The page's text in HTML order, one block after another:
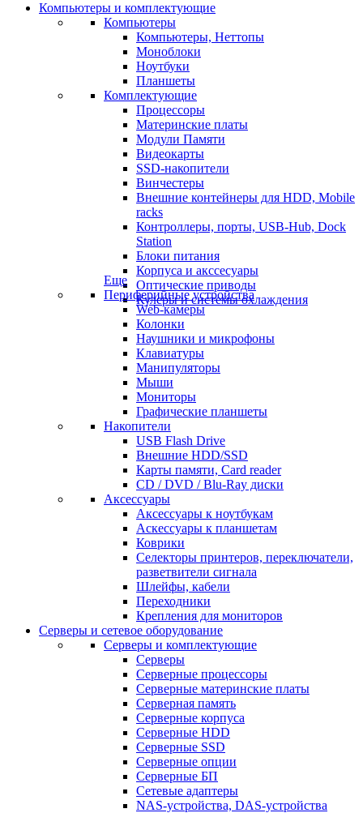
Компьютеры и комплектующие
Компьютеры
Компьютеры, Неттопы
Моноблоки
Ноутбуки
Планшеты
Комплектующие
Процессоры
Материнские платы
Модули Памяти
Видеокарты
SSD-накопители
Винчестеры
Внешние контейнеры для HDD, Mobile
racks
Контроллеры, порты, USB-Hub, Dock
Station
Блоки питания
Корпуса и акссесуары
Оптические приводы
Кулеры и системы охлаждения
Еще
Периферийные устройства
Web-камеры
Колонки
Наушники и микрофоны
Клавиатуры
Манипуляторы
Мыши
Мониторы
Графические планшеты
Накопители
USB Flash Drive
Внешние HDD/SSD
Карты памяти, Card reader
CD / DVD / Blu-Ray диски
Аксессуары
Аксессуары к ноутбукам
Аскессуары к планшетам
Коврики
Селекторы принтеров, переключатели,
разветвители сигнала
Шлейфы, кабели
Переходники
Крепления для мониторов
Серверы и сетевое оборудование
Серверы и комплектующие
Серверы
Серверные процессоры
Серверные материнские платы
Серверная память
Серверные корпуса
Серверные HDD
Серверные SSD
Серверные опции
Серверные БП
Сетевые адаптеры
NAS-устройства, DAS-устройства